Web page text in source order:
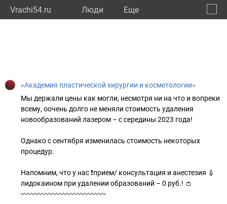
Vrachi54.ru Люди Eще
«Академия пластической хирургии и косметологии»
Мы держали цены как могли, несмотря ни на что и вопреки
всему, оочень долго не меняли стоимость удаления
новообразований лазером – с середины 2023 года!
Однако с сентября изменилась стоимость некоторых
процедур.
Напомним, что у нас ❗прием/ консультация и анестезия 💉
лидокаином при удалении образований – 0 руб.! 👛
〰️〰️〰️〰️〰️〰️〰️〰️〰️〰️〰️〰️